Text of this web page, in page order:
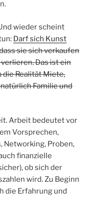
wieder scheint
Darf sich Kunst
sie sich verkaufen
Das ist ein
die Realität Miete,
Familie und
Arbeit bedeutet vor
Vorsprechen,
Networking, Proben,
finanzielle
ob sich der
wird. Zu Beginn
die Erfahrung und